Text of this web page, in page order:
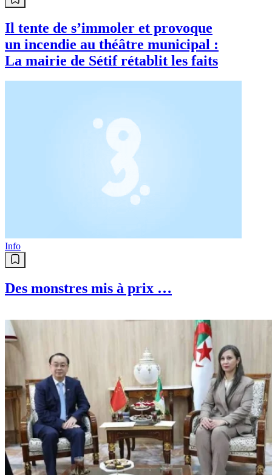
Il tente de s’immoler et provoque
un incendie au théâtre municipal :
La mairie de Sétif rétablit les faits
Info
Des monstres mis à prix …